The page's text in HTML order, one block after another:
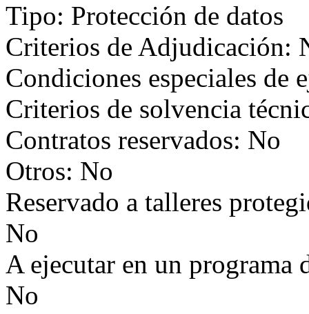
Tipo: Protección de datos
Criterios de Adjudicación:
Condiciones especiales de
Criterios de solvencia
Contratos reservados: No
Otros: No
Reservado a talleres
No
A ejecutar en un programa
No